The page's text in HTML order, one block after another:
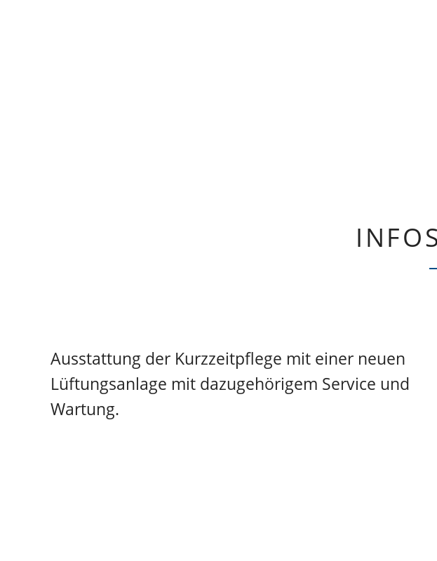
Ausstattung der Kurzzeitpflege mit einer neuen
Lüftungsanlage mit dazugehörigem Service und
Wartung.